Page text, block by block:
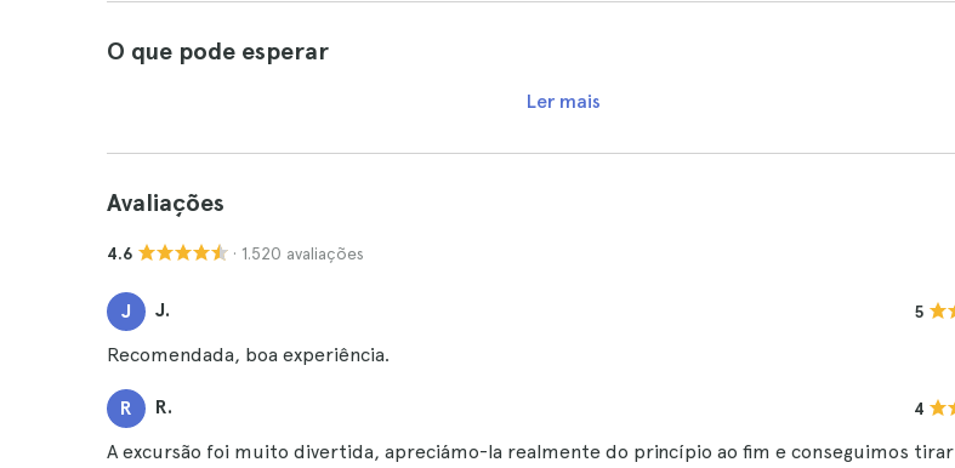
O que pode esperar
Ler mais
Avaliações
4.6 · 1.520 avaliações
J J. 5
Recomendada, boa experiência.
R R. 4
A excursão foi muito divertida, apreciámo-la realmente do princípio ao fim e conseguimos tirar